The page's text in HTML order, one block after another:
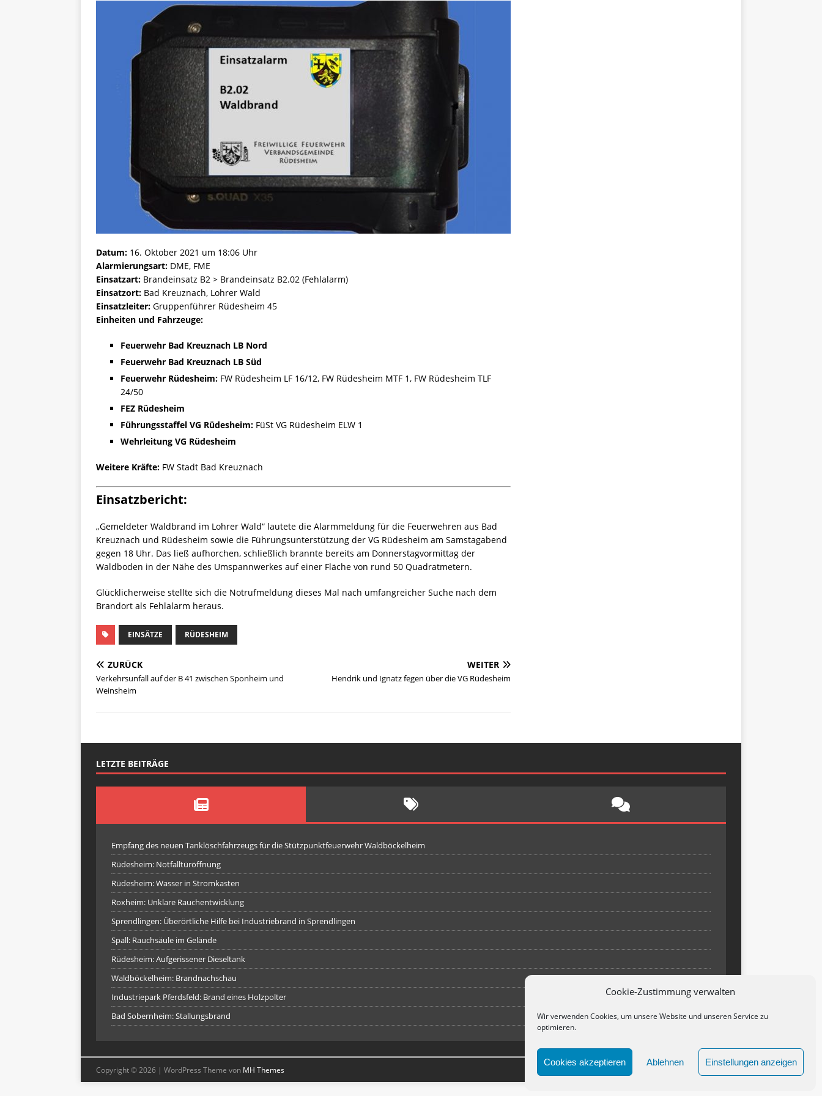
Cookie-Zustimmung verwalten
Wir verwenden Cookies, um unsere Website und unseren Service zu
optimieren.
Cookies akzeptieren Ablehnen Einstellungen anzeigen
Datum: 16. Oktober 2021 um 18:06 Uhr
Alarmierungsart: DME, FME
Einsatzart: Brandeinsatz B2 > Brandeinsatz B2.02 (Fehlalarm)
Einsatzort: Bad Kreuznach, Lohrer Wald
Einsatzleiter: Gruppenführer Rüdesheim 45
Einheiten und Fahrzeuge:
Feuerwehr Bad Kreuznach LB Nord
Feuerwehr Bad Kreuznach LB Süd
Feuerwehr Rüdesheim: FW Rüdesheim LF 16/12, FW Rüdesheim MTF 1, FW Rüdesheim TLF
24/50
FEZ Rüdesheim
Führungsstaffel VG Rüdesheim: FüSt VG Rüdesheim ELW 1
Wehrleitung VG Rüdesheim
Weitere Kräfte: FW Stadt Bad Kreuznach
Einsatzbericht:
„Gemeldeter Waldbrand im Lohrer Wald“ lautete die Alarmmeldung für die Feuerwehren aus Bad
Kreuznach und Rüdesheim sowie die Führungsunterstützung der VG Rüdesheim am Samstagabend
gegen 18 Uhr. Das ließ aufhorchen, schließlich brannte bereits am Donnerstagvormittag der
Waldboden in der Nähe des Umspannwerkes auf einer Fläche von rund 50 Quadratmetern.
Glücklicherweise stellte sich die Notrufmeldung dieses Mal nach umfangreicher Suche nach dem
Brandort als Fehlalarm heraus.
EINSÄTZE RÜDESHEIM
ZURÜCK
Verkehrsunfall auf der B 41 zwischen Sponheim und
Weinsheim
WEITER
Hendrik und Ignatz fegen über die VG Rüdesheim
LETZTE BEITRÄGE
Empfang des neuen Tanklöschfahrzeugs für die Stützpunktfeuerwehr Waldböckelheim
Rüdesheim: Notfalltüröffnung
Rüdesheim: Wasser in Stromkasten
Roxheim: Unklare Rauchentwicklung
Sprendlingen: Überörtliche Hilfe bei Industriebrand in Sprendlingen
Spall: Rauchsäule im Gelände
Rüdesheim: Aufgerissener Dieseltank
Waldböckelheim: Brandnachschau
Industriepark Pferdsfeld: Brand eines Holzpolter
Bad Sobernheim: Stallungsbrand
Copyright © 2026 | WordPress Theme von MH Themes